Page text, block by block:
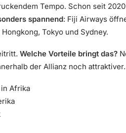
Tempo. Schon seit
spannend: Fiji Airways
Tokyo und Sydney.
Welche Vorteile bringt das?
der Allianz noch attraktiver.
Afrika